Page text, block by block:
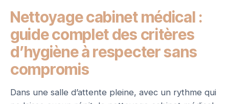
Nettoyage cabinet médical :
guide complet des critères
d’hygiène à respecter sans
compromis
Dans une salle d’attente pleine, avec un rythme qui